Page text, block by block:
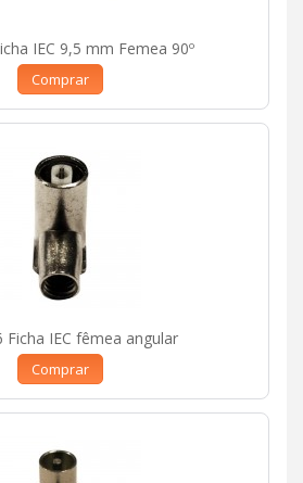
IEC 9,5 mm Femea 90º
Comprar
Ficha IEC fêmea angular
Comprar